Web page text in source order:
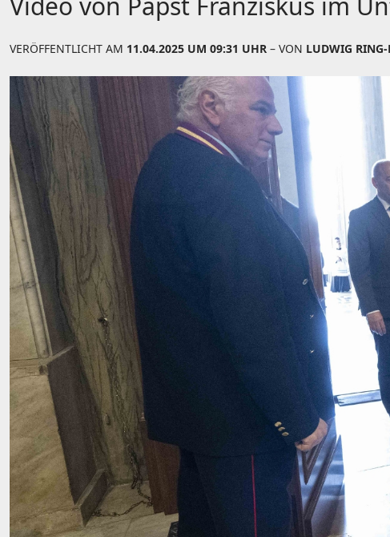
VERÖFFENTLICHT AM 11.04.2025 UM 09:31 UHR – VON LUDWIG